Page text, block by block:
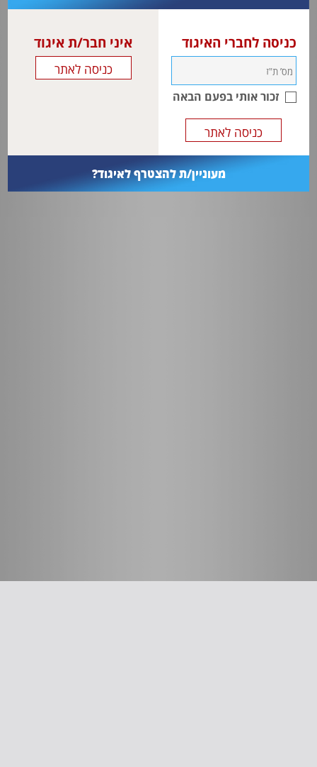
כניסה לחברי האיגוד
זכור אותי בפעם הבאה
איני חבר/ת איגוד
מעוניין/ת להצטרף לאיגוד?